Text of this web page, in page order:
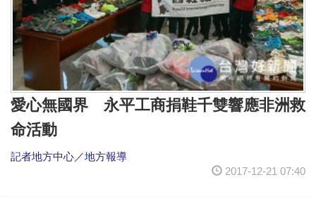
愛心無國界 永平工商捐鞋千雙響應非洲救
命活動
記者地方中心／地方報導
2017-12-21 07:40